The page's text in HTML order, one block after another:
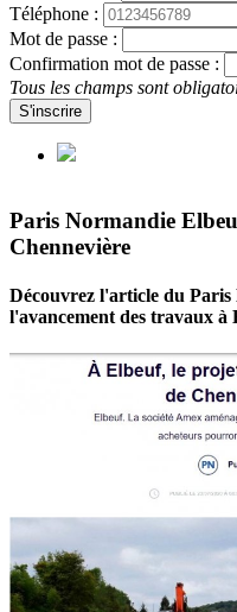
Téléphone :
Mot de passe :
Confirmation mot de passe :
Tous les champs sont
S'inscrire
Paris Normandie
Chennevière
Découvrez l'article du
l'avancement des travaux à